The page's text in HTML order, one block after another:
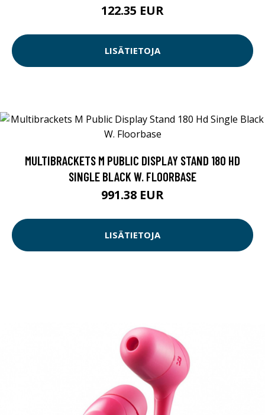
122.35 EUR
LISÄTIETOJA
MULTIBRACKETS M PUBLIC DISPLAY STAND 180 HD
SINGLE BLACK W. FLOORBASE
991.38 EUR
LISÄTIETOJA